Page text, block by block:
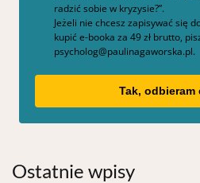
radzić sobie w kryzysie?”.
Jeżeli nie chcesz zapisywać się
kupić e-booka za 49 zł brutto,
psycholog@paulinagaworska.pl.
Tak, odbieram
Ostatnie wpisy